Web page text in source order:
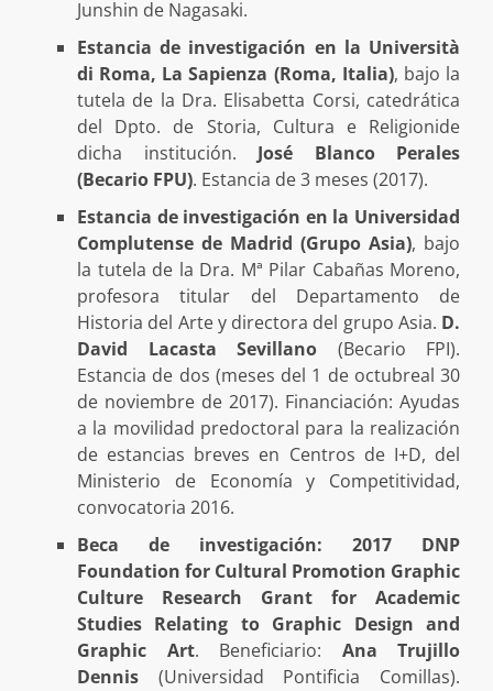
Junshin de Nagasaki.
Estancia de investigación en la Università
di Roma, La Sapienza (Roma, Italia), bajo la
tutela de la Dra. Elisabetta Corsi, catedrática
del Dpto. de Storia, Cultura e Religionide
dicha institución. José Blanco Perales
(Becario FPU). Estancia de 3 meses (2017).
Estancia de investigación en la Universidad
Complutense de Madrid (Grupo Asia), bajo
la tutela de la Dra. Mª Pilar Cabañas Moreno,
profesora titular del Departamento de
Historia del Arte y directora del grupo Asia. D.
David Lacasta Sevillano (Becario FPI).
Estancia de dos (meses del 1 de octubreal 30
de noviembre de 2017). Financiación: Ayudas
a la movilidad predoctoral para la realización
de estancias breves en Centros de I+D, del
Ministerio de Economía y Competitividad,
convocatoria 2016.
Beca de investigación: 2017 DNP
Foundation for Cultural Promotion Graphic
Culture Research Grant for Academic
Studies Relating to Graphic Design and
Graphic Art. Beneficiario: Ana Trujillo
Dennis (Universidad Pontificia Comillas).